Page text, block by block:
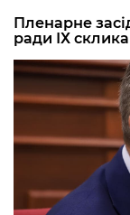
Пленарне
ради ІХ